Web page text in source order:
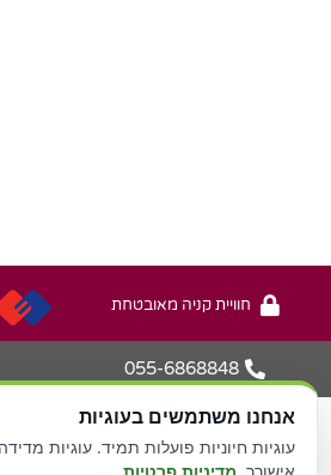
חוויית קניה מאובטחת
055-6868848
עיצוב ובניית אתר -
אנחנו משתמשים בעוגיות
עוגיות חיוניות פועלות תמיד. עוגיות